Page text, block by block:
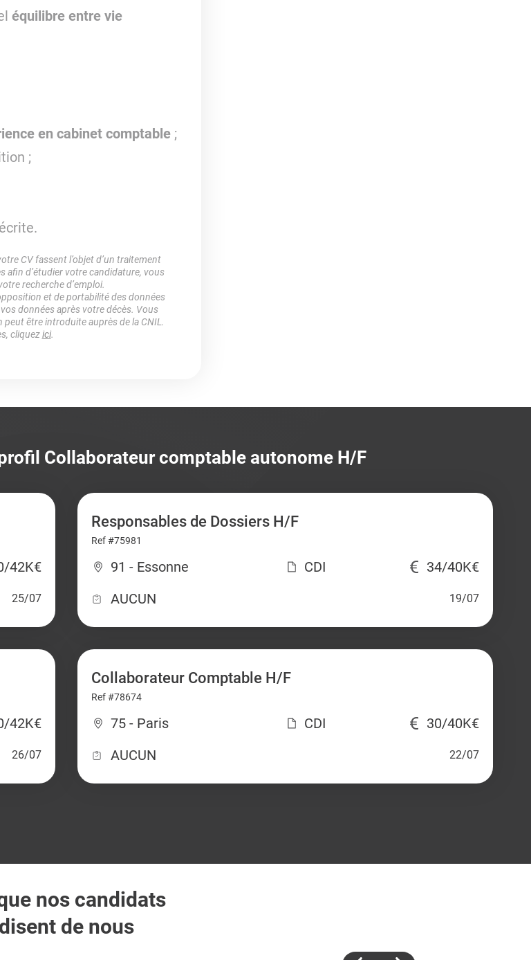
équilibre entre vie
en cabinet comptable ;
;
CV fassent l’objet d’un traitement
afin d’étudier votre candidature, vous
recherche d’emploi.
et de portabilité des données
données après votre décès. Vous
être introduite auprès de la CNIL.
cliquezici.
Collaborateur comptable autonome H/F
42K€
25/07
Responsables de Dossiers H/F
Ref #75981
91 - Essonne CDI
34/40K€
AUCUN
19/07
42K€
26/07
Collaborateur Comptable H/F
Ref #78674
75 - Paris CDI
30/40K€
AUCUN
22/07
nos candidats
disent de nous